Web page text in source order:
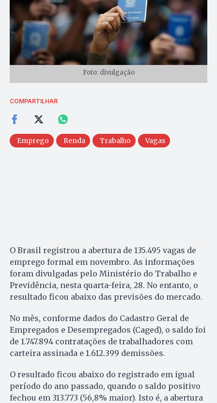
Foto: divulgação
COMPARTILHAR
Emprego Renda Trabalho Vagas
O Brasil registrou a abertura de 135.495 vagas de
emprego formal em novembro. As informações
foram divulgadas pelo Ministério do Trabalho e
Previdência, nesta quarta-feira, 28. No entanto, o
resultado ficou abaixo das previsões do mercado.
No mês, conforme dados do Cadastro Geral de
Empregados e Desempregados (Caged), o saldo foi
de 1.747.894 contratações de trabalhadores com
carteira assinada e 1.612.399 demissões.
O resultado ficou abaixo do registrado em igual
período do ano passado, quando o saldo positivo
fechou em 313.773 (56,8% maior). Isto é, a abertura